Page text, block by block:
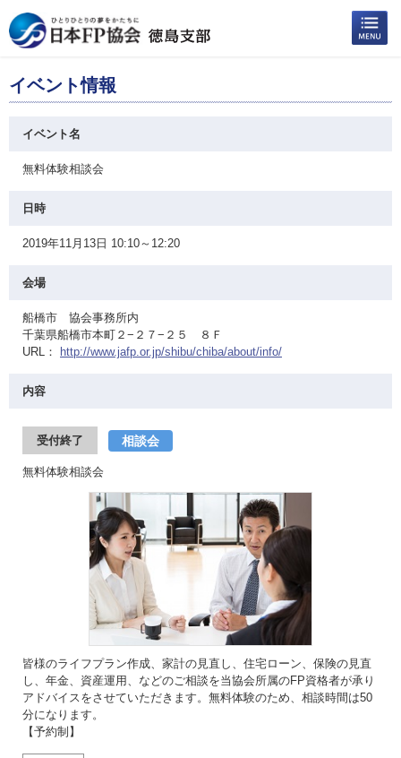
イベント情報
イベント名
無料体験相談会
日時
2019年11月13日 10:10～12:20
会場
船橋市 協会事務所内
千葉県船橋市本町２−２７−２５ ８Ｆ
URL：
http://www.jafp.or.jp/shibu/chiba/about/info/
内容
受付終了 相談会
無料体験相談会
皆様のライフプラン作成、家計の見直し、住宅ローン、保険の見直
し、年金、資産運用、などのご相談を当協会所属のFP資格者が承り
アドバイスをさせていただきます。無料体験のため、相談時間は50
分になります。
【予約制】